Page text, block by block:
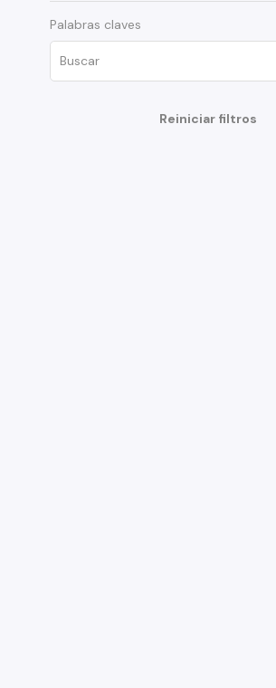
Murano
Tiida
ALTIMA
Palabras claves
Reiniciar filtros